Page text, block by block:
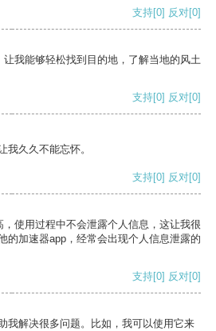
支持[0] 反对[0]
我能够轻松找到目的地，了解当地的风土
支持[0] 反对[0]
我久久不能忘怀。
支持[0] 反对[0]
使用过程中不会泄露个人信息，这让我很
的加速器app，经常会出现个人信息泄露的
支持[0] 反对[0]
我解决很多问题。比如，我可以使用它来